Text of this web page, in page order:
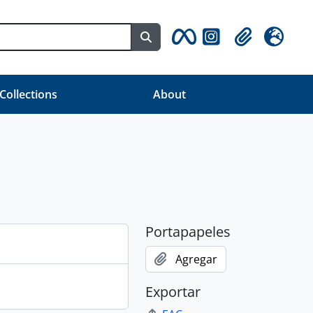
Search in browse page
Clipboard
Idioma
About
Portapapeles
Agregar
Exportar